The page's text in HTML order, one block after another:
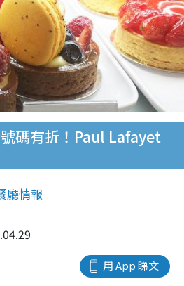
碼有折！Paul Lafayet
廳情報
用 App 睇文